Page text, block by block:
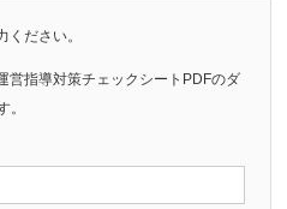
ださい。
営指導対策チェックシートPDFのダ
。